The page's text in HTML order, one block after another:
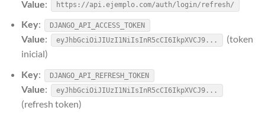
Value: https://api.ejemplo.com/auth/login/refresh/
Key: DJANGO_API_ACCESS_TOKEN
Value: eyJhbGciOiJIUzI1NiIsInR5cCI6IkpXVCJ9...
(token
inicial)
Key: DJANGO_API_REFRESH_TOKEN
Value: eyJhbGciOiJIUzI1NiIsInR5cCI6IkpXVCJ9...
(refresh token)